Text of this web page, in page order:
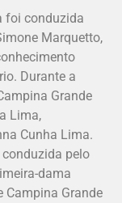
foi conduzida
Marquetto,
Durante a
Grande
Lima,
Cunha Lima.
pelo
dama
Campina Grande